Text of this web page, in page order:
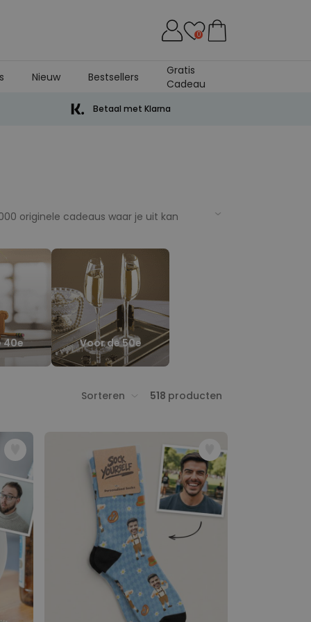
0
Nieuw Bestsellers
Gratis
Cadeau
Betaal met Klarna
originele cadeaus waar je uit kan
Bijvoorbeeld een poster, mok,
een flesje wijn als kado. Maar je
voor de nieuwste gadgets en
40e Voor de 50e
Sorteren 518 producten